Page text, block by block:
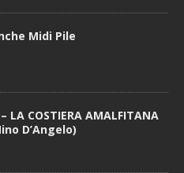
Midi Pile
LA COSTIERA AMALFITANA
D’Angelo)